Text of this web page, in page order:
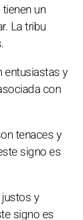
un
La tribu
entusiastas y
con
tenaces y
signo es
y
signo es